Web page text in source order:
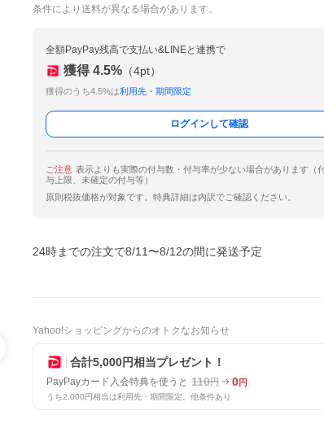
条件により送料が異なる場合があります。
全額PayPay残高で支払い&LINEと連携で
獲得 4.5% （4pt）
獲得のうち4.5%は利用先・期間限定
ログインして確認
ご注意 表示よりも実際の付与数・付与率が少ない場合があります（
与上限、未確定の付与等）
原則税抜価格が対象です。特典詳細は内訳でご確認ください。
24時までの注文で8/11〜8/12の間に発送予定
Yahoo!ショッピングからのオトクなお知らせ
合計5,000円相当プレゼント！
PayPayカード入会特典を使うと 110円 0円
うち2,000円相当は利用先・期間限定。他条件あり